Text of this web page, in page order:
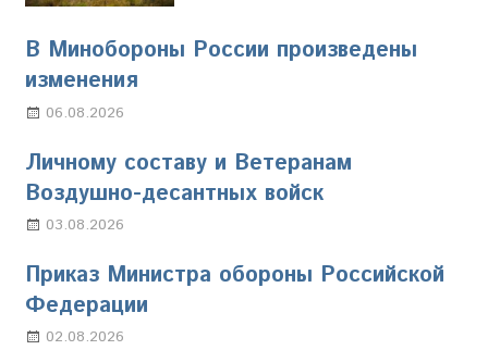
В Минобороны России произведены
изменения
06.08.2026
Личному составу и Ветеранам
Воздушно-десантных войск
03.08.2026
Приказ Министра обороны Российской
Федерации
02.08.2026